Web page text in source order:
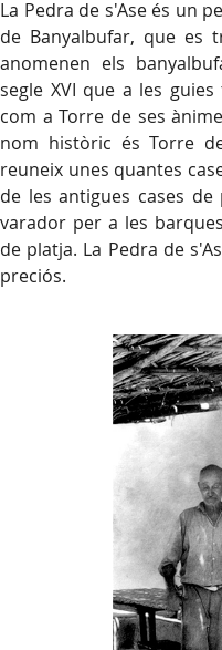
La Pedra de s'Ase és un
de Banyalbufar, que es
anomenen els
segle XVI que a les
com a Torre de ses
nom històric és Torre
reuneix unes quantes
de les antigues cases
varador per a les
de platja. La Pedra de
preciós.